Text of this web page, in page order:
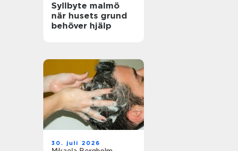
Syllbyte malmö
när husets grund
behöver hjälp
30. juli 2026